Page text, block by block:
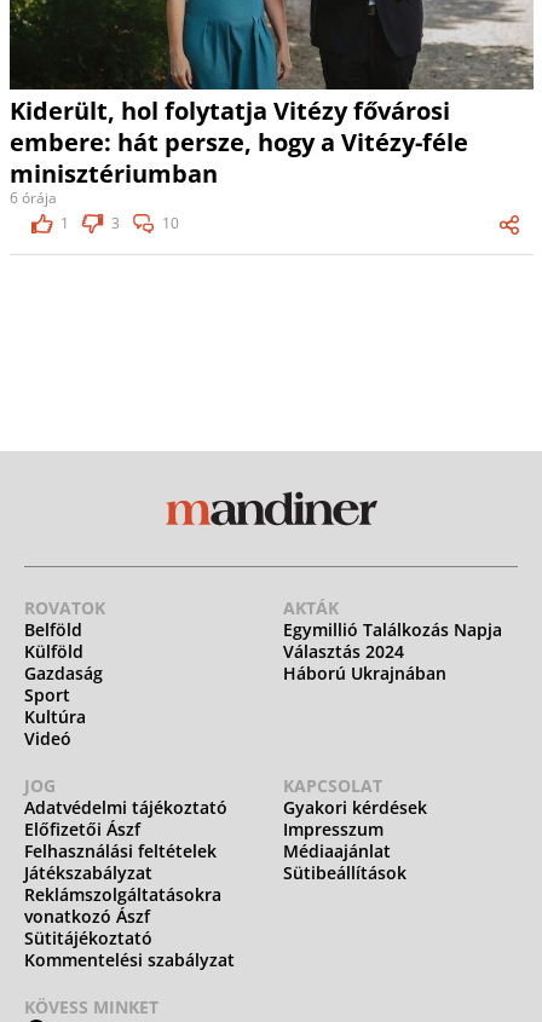
Kiderült, hol folytatja Vitézy fővárosi
embere: hát persze, hogy a Vitézy-féle
minisztériumban
6 órája
1
3 10
ROVATOK
Belföld
Külföld
Gazdaság
Sport
Kultúra
Videó
AKTÁK
Egymillió Találkozás Napja
Választás 2024
Háború Ukrajnában
JOG
Adatvédelmi tájékoztató
Előfizetői Ászf
Felhasználási feltételek
Játékszabályzat
Reklámszolgáltatásokra
vonatkozó Ászf
Sütitájékoztató
Kommentelési szabályzat
KAPCSOLAT
Gyakori kérdések
Impresszum
Médiaajánlat
Sütibeállítások
KÖVESS MINKET